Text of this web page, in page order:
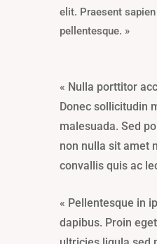
elit. Praesent
pellentesque. »
« Nulla porttitor
Donec sollicitudin
malesuada. Sed
non nulla sit amet
convallis quis ac
« Pellentesque in
dapibus. Proin